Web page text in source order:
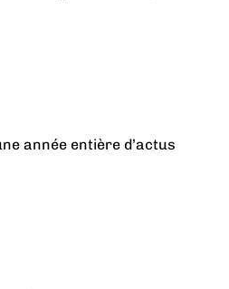
année entière d’actus